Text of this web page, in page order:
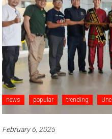
news popular trending
February 6, 2025